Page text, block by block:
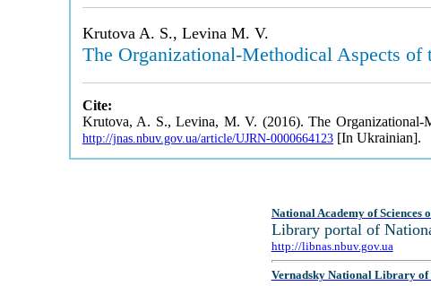
Krutova A. S., Levina M. V.
The Organizational-Methodical Aspects
Cite:
Krutova, A. S., Levina, M. V. (2016). The Organizational-
http://jnas.nbuv.gov.ua/article/UJRN-0000664123[In Ukrainian].
National Academy of Sciences
Library portal of
http://libnas.nbuv.gov.ua
Vernadsky National Library